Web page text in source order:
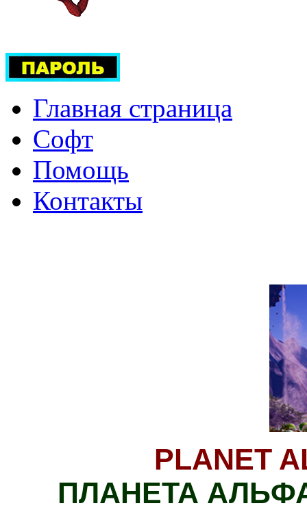
Главная страница
Софт
Помощь
Контакты
PLANET
ПЛАНЕТА